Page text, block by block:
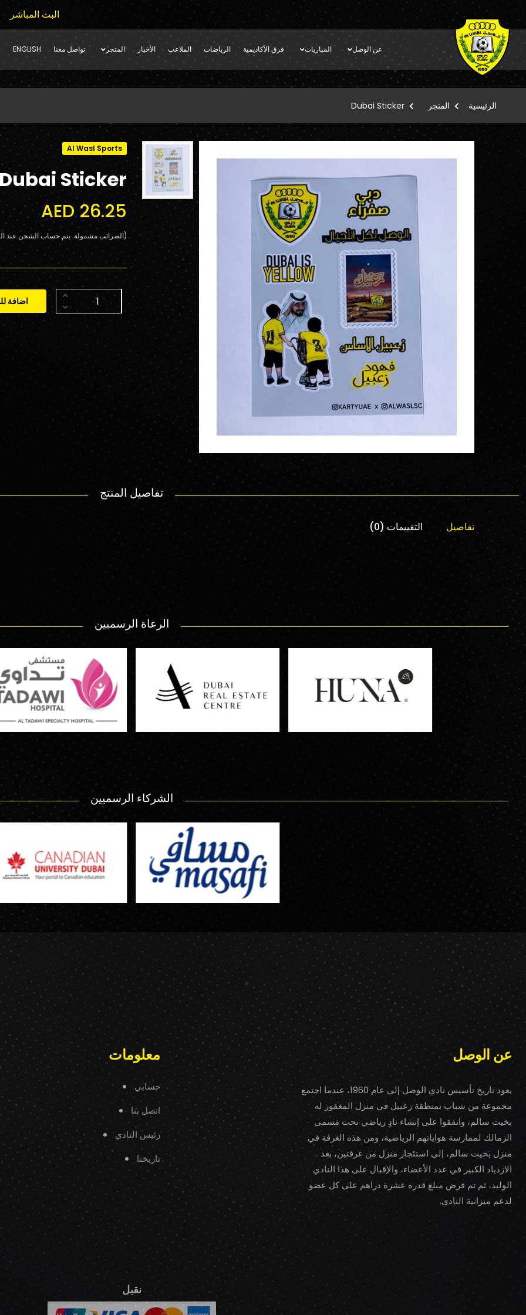
البث المباشر
عن الوصل المباريات فرق الأكاديمية الرياضات الملاعب الأخبار المتجر تواصل معنا ENGLISH
الرئيسية المتجر Dubai Sticker
Al Wasl Sports
Sticker
AED 26.25
(الضرائب مشمولة. يتم حساب الشحن عند
اضافة
تفاصيل المنتج
تفاصيل التقييمات (0)
الرعاة الرسميين
الشركاء الرسميين
عن الوصل
يعود تاريخ تأسيس نادي الوصل إلى عام 1960، عندما اجتمع
مجموعة من شباب بمنطقة زعبيل في منزل المغفور له
بخيت سالم، واتفقوا على إنشاء نادٍ رياضي تحت مسمى
الزمالك لممارسة هواياتهم الرياضية، ومن هذه الغرفة في
منزل بخيت سالم، إلى استئجار منزل من غرفتين، بعد
الازدياد الكبير في عدد الأعضاء، والإقبال على هذا النادي
الوليد، ثم تم فرض مبلغ قدره عشرة دراهم على كل عضو
لدعم ميزانية النادي.
معلومات
حسابي
اتصل بنا
رئيس النادي
تاريخنا
نقبل